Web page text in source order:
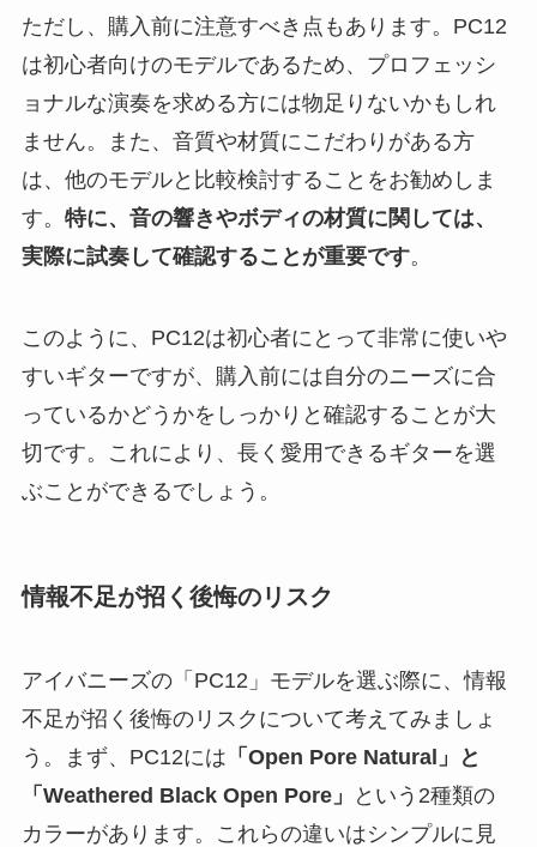
ただし、購入前に注意すべき点もあります。PC12
は初心者向けのモデルであるため、プロフェッシ
ョナルな演奏を求める方には物足りないかもしれ
ません。また、音質や材質にこだわりがある方
は、他のモデルと比較検討することをお勧めしま
す。 特に、音の響きやボディの材質に関しては、
実際に試奏して確認することが重要です。
このように、PC12は初心者にとって非常に使いや
すいギターですが、購入前には自分のニーズに合
っているかどうかをしっかりと確認することが大
切です。これにより、長く愛用できるギターを選
ぶことができるでしょう。
情報不足が招く後悔のリスク
アイバニーズの「PC12」モデルを選ぶ際に、情報
不足が招く後悔のリスクについて考えてみましょ
う。まず、PC12には 「Open Pore Natural」と
「Weathered Black Open Pore」
という2種類の
カラーがあります。これらの違いはシンプルに見